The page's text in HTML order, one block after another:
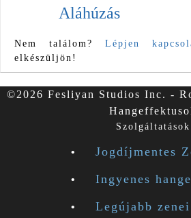
Aláhúzás
Nem találom? Lépjen
elkészüljön!
©2026 Fesliyan Studios Inc. -
Szolgáltatások
Jogdíjmentes
Ingyenes
Legújabb